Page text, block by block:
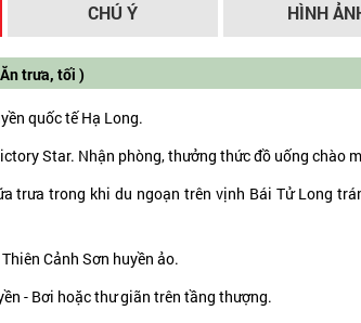
CHÚ Ý HÌNH
trưa, tối )
quốc tế Hạ Long.
Star. Nhận phòng, thưởng thức đồ uống chào
trưa trong khi du ngoạn trên vịnh Bái Tử Long
Cảnh Sơn huyền ảo.
- Bơi hoặc thư giãn trên tầng thượng.